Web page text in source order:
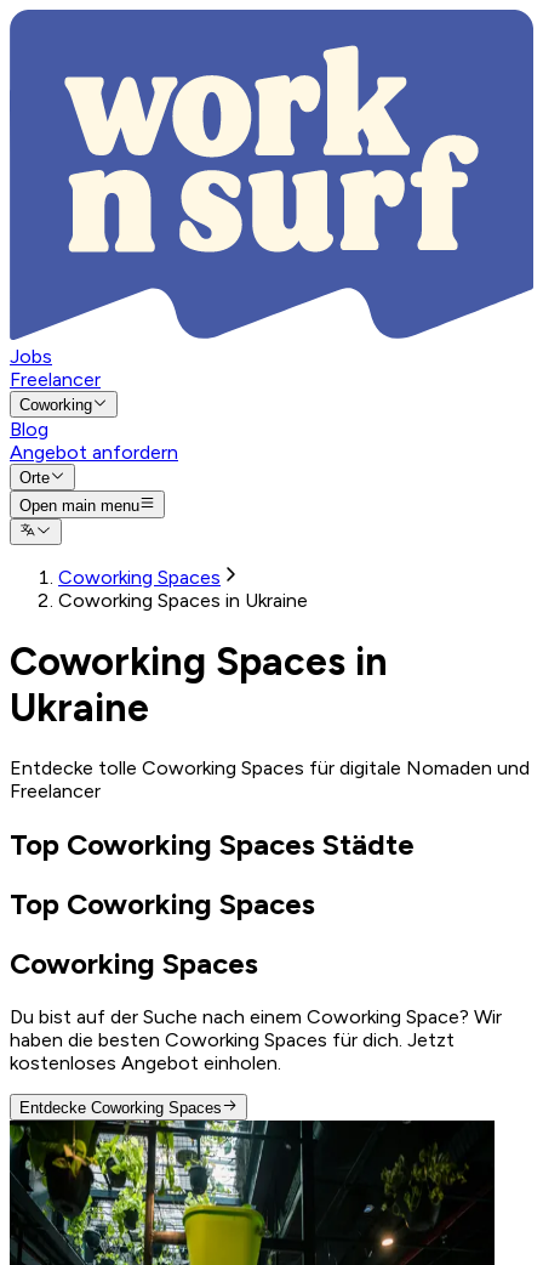
Jobs
Freelancer
Coworking
Blog
Angebot anfordern
Orte
Open main menu
Coworking Spaces
Coworking Spaces in Ukraine
Coworking Spaces in
Ukraine
Entdecke tolle Coworking Spaces für digitale Nomaden und
Freelancer
Top Coworking Spaces Städte
Top Coworking Spaces
Coworking Spaces
Du bist auf der Suche nach einem Coworking Space? Wir
haben die besten Coworking Spaces für dich. Jetzt
kostenloses Angebot einholen.
Entdecke Coworking Spaces